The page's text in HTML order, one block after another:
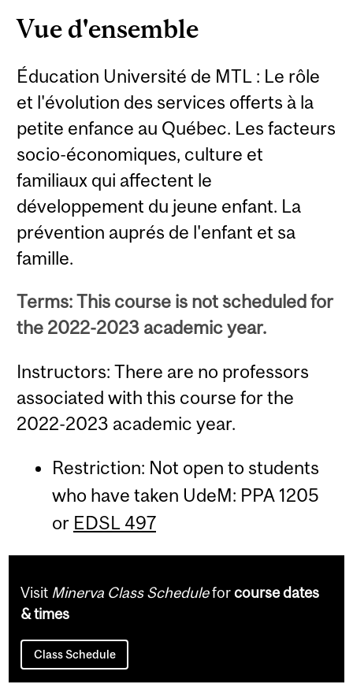
Vue d'ensemble
Éducation Université de MTL : Le rôle
et l'évolution des services offerts à la
petite enfance au Québec. Les facteurs
socio-économiques, culture et
familiaux qui affectent le
développement du jeune enfant. La
prévention auprés de l'enfant et sa
famille.
Terms: This course is not scheduled for
the 2022-2023 academic year.
Instructors: There are no professors
associated with this course for the
2022-2023 academic year.
Restriction: Not open to students
who have taken UdeM: PPA 1205
or EDSL 497
Visit Minerva Class Scheduleforcourse dates
& times
Class Schedule